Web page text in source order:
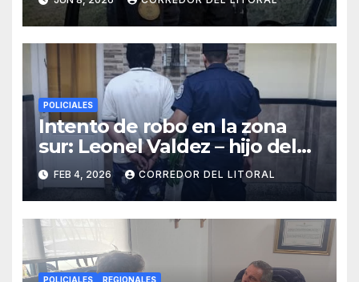
sospechosos
POLICIALES
Intento de robo en la zona
sur: Leonel Valdez – hijo del
seudo periodista Jorge
Valdez – por el delito de
tentativa de robo
FEB 4, 2026 CORREDOR DEL LITORAL
POLICIALES REGIONALES